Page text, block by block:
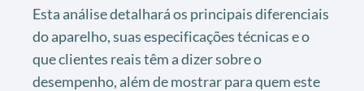
Esta análise detalhará os principais diferenciais
do aparelho, suas especificações técnicas e o
que clientes reais têm a dizer sobre o
desempenho, além de mostrar para quem este